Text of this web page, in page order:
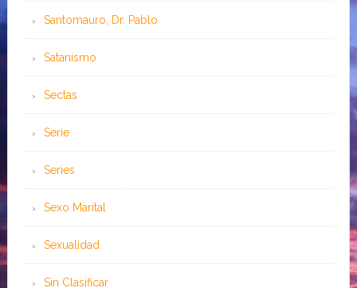
Santomauro, Dr. Pablo
Satanismo
Sectas
Serie
Series
Sexo Marital
Sexualidad
Sin Clasificar